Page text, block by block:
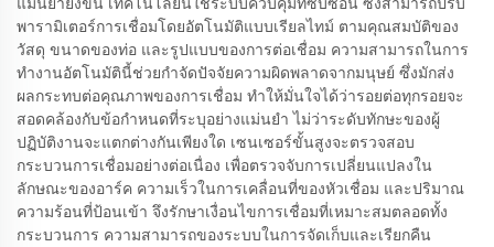
พารามิเตอร์การเชื่อมโดยอัตโนมัติแบบเรียลไทม์ ตามคุณสมบัติของ
วัสดุ ขนาดของท่อ และรูปแบบของการต่อเชื่อม ความสามารถในการ
ทำงานอัตโนมัตินี้ช่วยกำจัดปัจจัยความผิดพลาดจากมนุษย์ ซึ่งมักส่ง
ผลกระทบต่อคุณภาพของการเชื่อม ทำให้มั่นใจได้ว่ารอยต่อทุกรอยจะ
สอดคล้องกับข้อกำหนดที่ระบุอย่างแม่นยำ ไม่ว่าระดับทักษะของผู้
ปฏิบัติงานจะแตกต่างกันเพียงใด เซนเซอร์ขั้นสูงจะตรวจสอบ
กระบวนการเชื่อมอย่างต่อเนื่อง เพื่อตรวจจับการเปลี่ยนแปลงใน
ลักษณะของอาร์ค ความเร็วในการเคลื่อนที่ของหัวเชื่อม และปริมาณ
ความร้อนที่ป้อนเข้า จึงรักษาเงื่อนไขการเชื่อมที่เหมาะสมตลอดทั้ง
กระบวนการ ความสามารถของระบบในการจัดเก็บและเรียกคืน